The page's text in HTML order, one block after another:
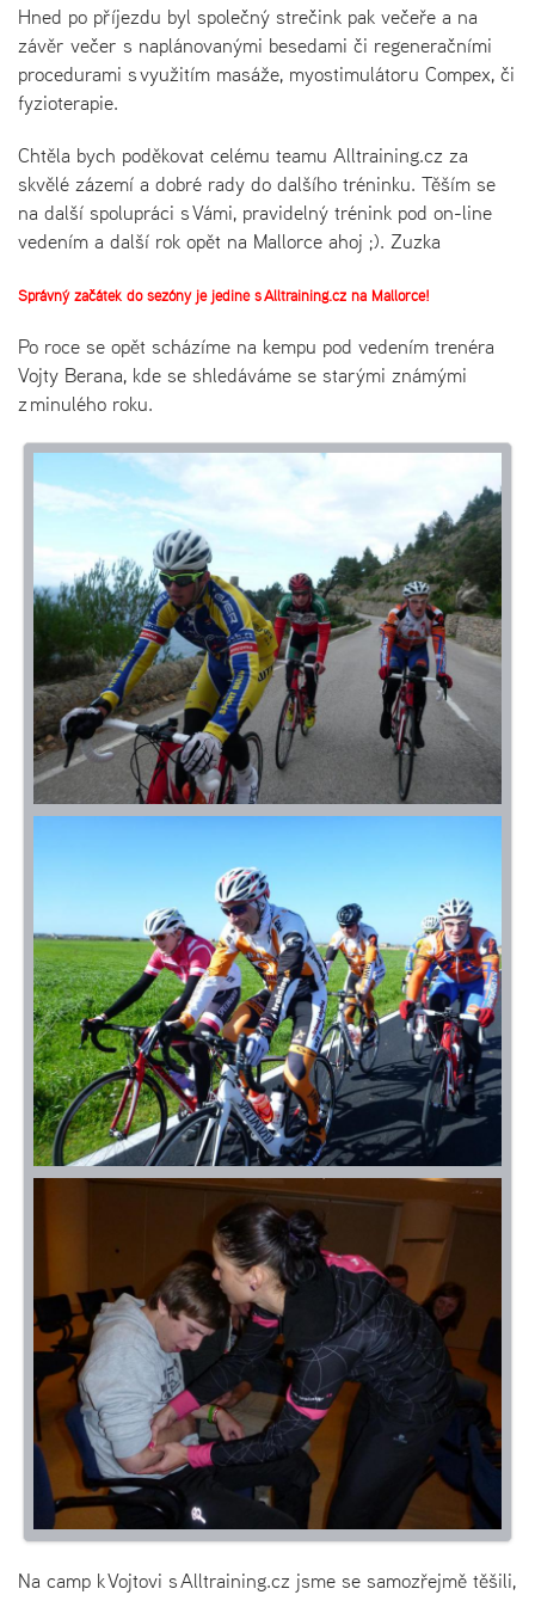
Hned po příjezdu byl společný strečink pak večeře a na
závěr večer s naplánovanými besedami či regeneračními
procedurami s využitím masáže, myostimulátoru Compex, či
fyzioterapie.
Chtěla bych poděkovat celému teamu Alltraining.cz za
skvělé zázemí a dobré rady do dalšího tréninku. Těším se
na další spolupráci s Vámi, pravidelný trénink pod on-line
vedením a další rok opět na Mallorce ahoj ;). Zuzka
Správný začátek do sezóny je jedině s Alltraining.cz na Mallorce!
Po roce se opět scházíme na kempu pod vedením trenéra
Vojty Berana, kde se shledáváme se starými známými
z minulého roku.
Na camp k Vojtovi s Alltraining.cz jsme se samozřejmě těšili,